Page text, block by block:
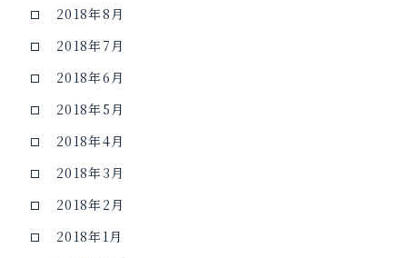
2018年8月
2018年7月
2018年6月
2018年5月
2018年4月
2018年3月
2018年2月
2018年1月